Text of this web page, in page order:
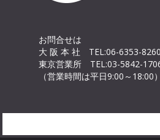
お問合せは
大 阪 本 社 TEL:06-6353-8260
東京営業所 TEL:03-5842-
（営業時間は平日9:00～18:00）